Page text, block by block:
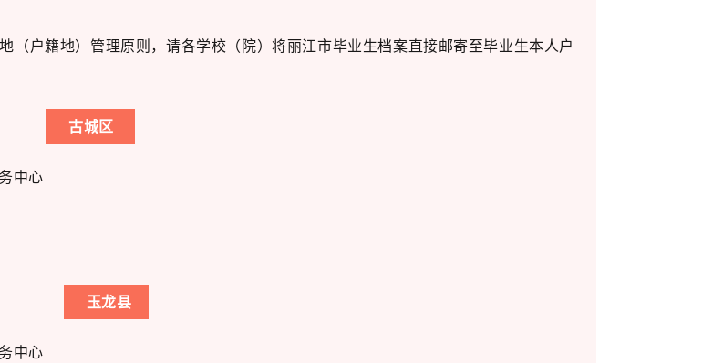
（户籍地）管理原则，请各学校（院）将丽江市毕业生档案直接邮寄至毕业生本人户
古城区
中心
玉龙县
中心